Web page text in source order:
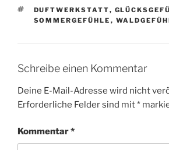
SCHLAGWÖRTER
DUFTWERKSTATT,
SOMMERGEFÜHLE ,
Schreibe einen Kommentar
Deine E-Mail-Adresse wird nicht
Erforderliche Felder sind mit*
Kommentar*